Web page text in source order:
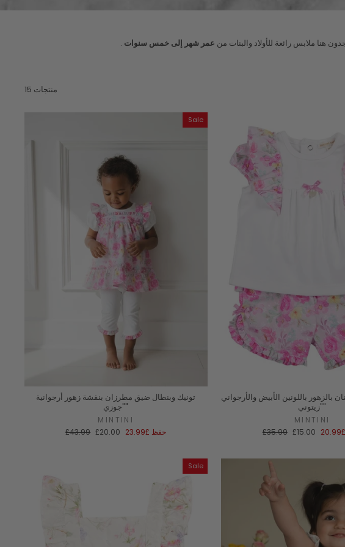
هنا ملابس رائعة للأولاد والبنات من عمر شهر إلى خمس سنوات .
15 منتجات
Sale
تونيك وبنطال ضيق مطرزان بنقشة زهور أرجوانية
"جوزي"
MINTINI
السعر
£43.99 سعر
£20.00 حفظ £23.99
بالزهور باللونين الأبيض والأرجواني
"زيتوني"
MINTINI
السعر
£35.99 سعر
£15.00 £20.99
Sale